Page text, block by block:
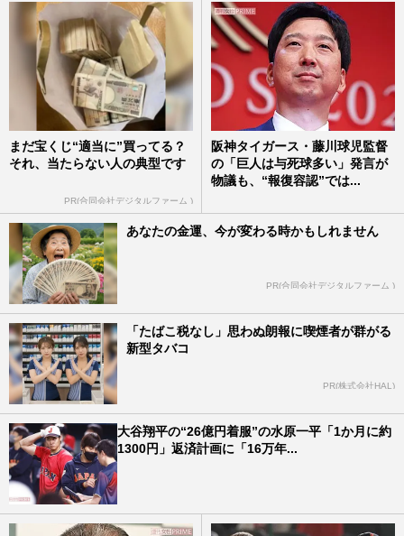
まだ宝くじ“適当に”買ってる？
それ、当たらない人の典型です
PR(合同会社デジタルファーム )
阪神タイガース・藤川球児監督
の「巨人は与死球多い」発言が
物議も、“報復容認”では...
あなたの金運、今が変わる時かもしれません
PR(合同会社デジタルファーム )
「たばこ税なし」思わぬ朗報に喫煙者が群がる
新型タバコ
PR(株式会社HAL)
大谷翔平の“26億円着服”の水原一平「1か月に約
1300円」返済計画に「16万年...